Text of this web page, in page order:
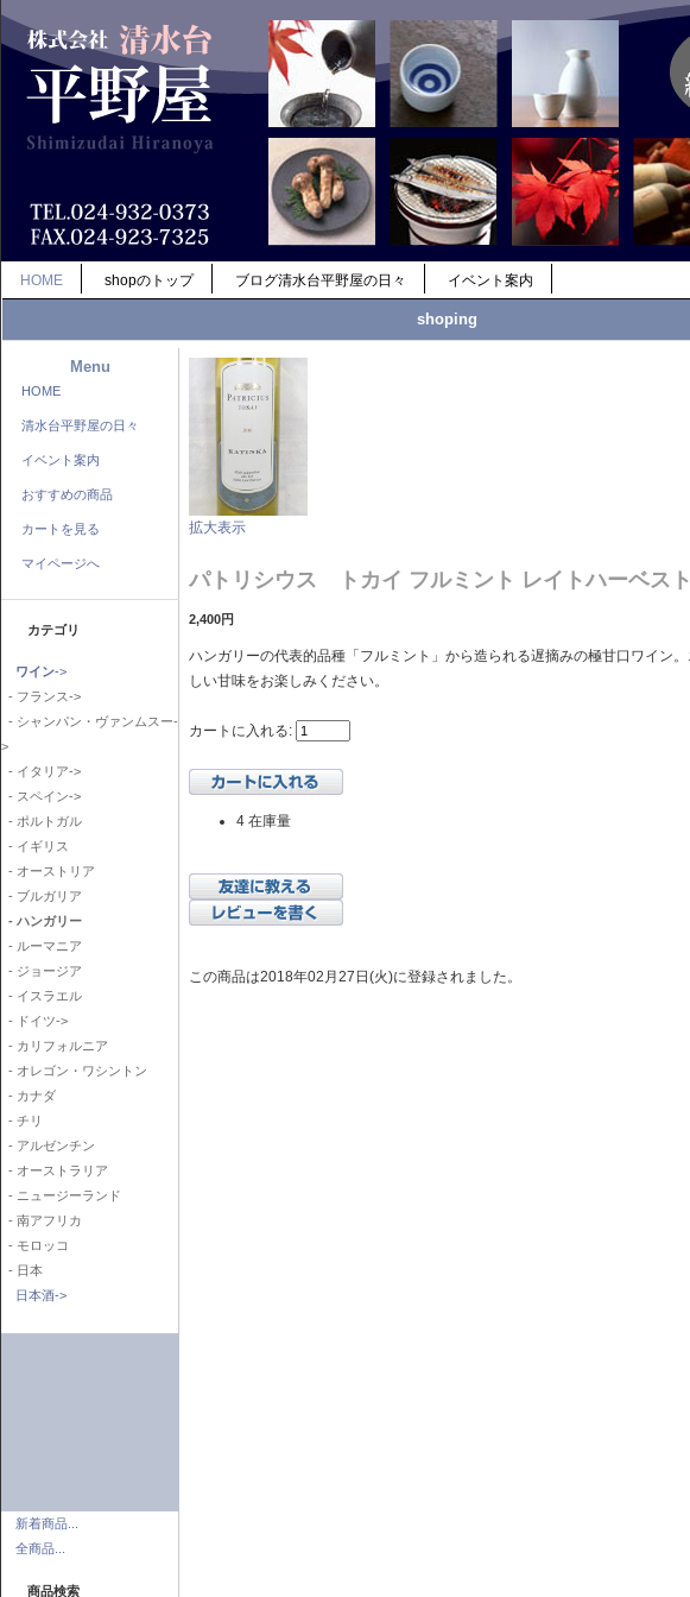
HOME shopのトップ ブログ清水台平野屋の日々 イベント案内
shoping
Menu
HOME
清水台平野屋の日々
イベント案内
おすすめの商品
カートを見る
マイページへ
カテゴリ
ワイン->
- フランス->
- シャンパン・ヴァンムスー-
>
- イタリア->
- スペイン->
- ポルトガル
- イギリス
- オーストリア
- ブルガリア
- ハンガリー
- ルーマニア
- ジョージア
- イスラエル
- ドイツ->
- カリフォルニア
- オレゴン・ワシントン
- カナダ
- チリ
- アルゼンチン
- オーストラリア
- ニュージーランド
- 南アフリカ
- モロッコ
- 日本
日本酒->
新着商品...
全商品...
商品検索
拡大表示
パトリシウス トカイ フルミント レイトハーベス
2,400円
ハンガリーの代表的品種「フルミント」から造られる遅摘みの極甘口ワイン
しい甘味をお楽しみください。
カートに入れる:
4 在庫量
この商品は2018年02月27日(火)に登録されました。